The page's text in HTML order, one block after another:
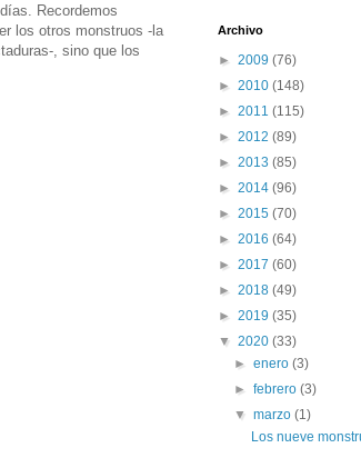
Recordemos
los otros monstruos -la
, sino que los
Archivo
► 2009 (76)
► 2010 (148)
► 2011 (115)
► 2012 (89)
► 2013 (85)
► 2014 (96)
► 2015 (70)
► 2016 (64)
► 2017 (60)
► 2018 (49)
► 2019 (35)
▼ 2020 (33)
►enero(3)
►febrero(3)
▼marzo(1)
Los nueve